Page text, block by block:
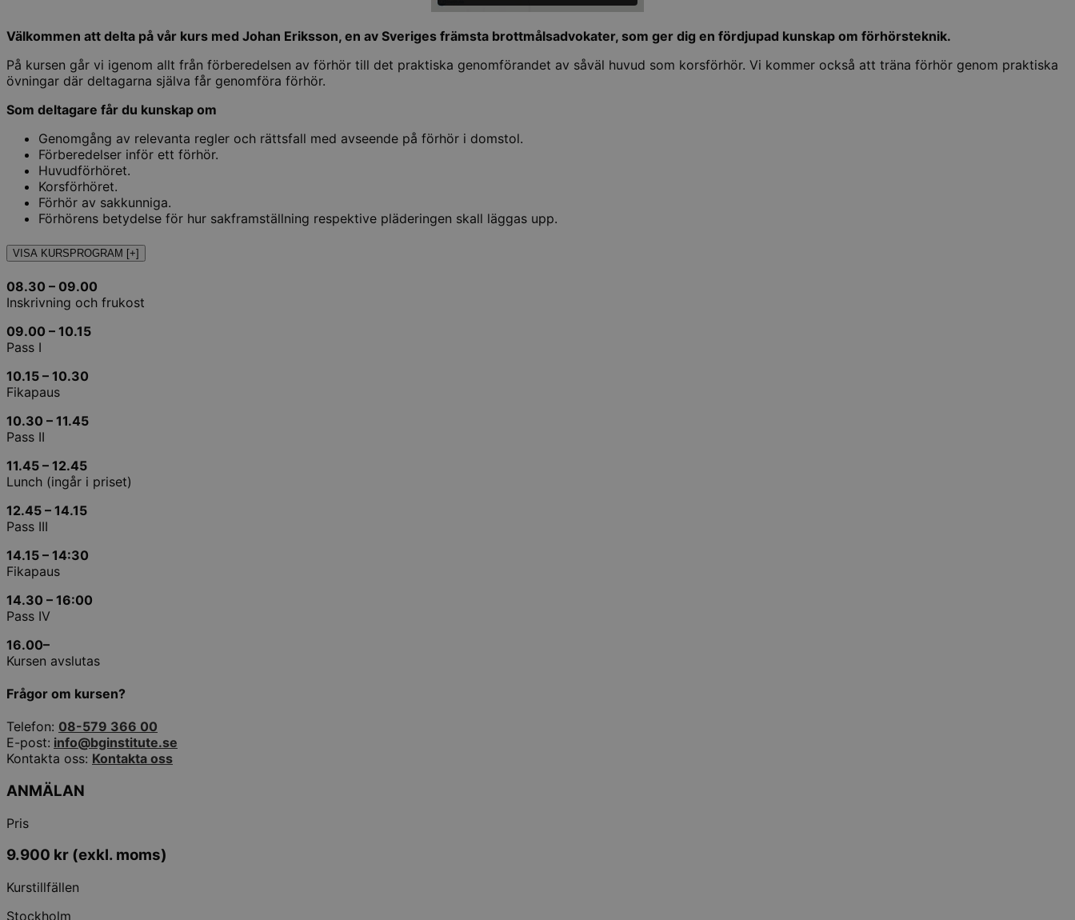
Välkommen att delta på vår kurs med Johan Eriksson, en av Sveriges främsta brottmålsadvokater, som ger dig en fördjupad kunskap om förhörsteknik.
På kursen går vi igenom allt från förberedelsen av förhör till det praktiska genomförandet av såväl huvud som korsförhör. Vi kommer också att träna förhör genom praktiska
övningar där deltagarna själva får genomföra förhör.
Som deltagare får du kunskap om
Genomgång av relevanta regler och rättsfall med avseende på förhör i domstol.
Förberedelser inför ett förhör.
Huvudförhöret.
Korsförhöret.
Förhör av sakkunniga.
Förhörens betydelse för hur sakframställning respektive pläderingen skall läggas upp.
VISA KURSPROGRAM [+]
08.30 – 09.00
Inskrivning och frukost
09.00 – 10.15
Pass I
10.15 – 10.30
Fikapaus
10.30 – 11.45
Pass II
11.45 – 12.45
Lunch (ingår i priset)
12.45 – 14.15
Pass III
14.15 – 14:30
Fikapaus
14.30 – 16:00
Pass IV
16.00–
Kursen avslutas
Frågor om kursen?
Telefon: 08-579 366 00
E-post: info@bginstitute.se
Kontakta oss: Kontakta oss
ANMÄLAN
Pris
9.900 kr (exkl. moms)
Kurstillfällen
Stockholm